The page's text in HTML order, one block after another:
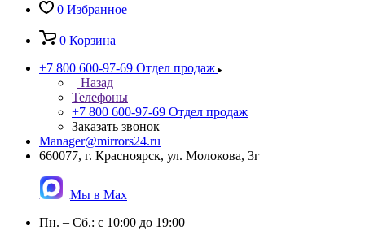
0 Избранное
0 Корзина
+7 800 600-97-69 Отдел продаж
Назад
Телефоны
+7 800 600-97-69 Отдел продаж
Заказать звонок
Manager@mirrors24.ru
660077, г. Красноярск, ул. Молокова, 3г
Мы в Max
Пн. – Сб.: с 10:00 до 19:00